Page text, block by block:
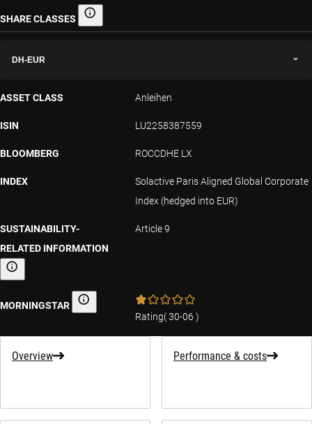
SHARE CLASSES Share classes
DH-EUR
ASSET CLASS Anleihen
ISIN LU2258387559
BLOOMBERG ROCCDHE LX
INDEX
Solactive Paris Aligned Global Corporate
Index (hedged into EUR)
SUSTAINABILITY-
RELATED INFORMATION
Sustainability-related information
Article 9
MORNINGSTAR Morningstar
Rating(30-06 )
Overview Performance & costs